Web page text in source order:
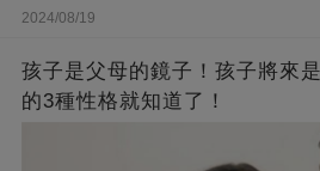
2024/08/19
孩子是父母的鏡子！孩子將來
的3種性格就知道了！